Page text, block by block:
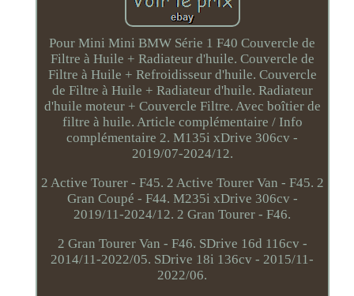
Pour Mini Mini BMW Série 1 F40 Couvercle de
Filtre à Huile + Radiateur d'huile. Couvercle de
Filtre à Huile + Refroidisseur d'huile. Couvercle
de Filtre à Huile + Radiateur d'huile. Radiateur
d'huile moteur + Couvercle Filtre. Avec boîtier de
filtre à huile. Article complémentaire / Info
complémentaire 2. M135i xDrive 306cv -
2019/07-2024/12.
2 Active Tourer - F45. 2 Active Tourer Van - F45. 2
Gran Coupé - F44. M235i xDrive 306cv -
2019/11-2024/12. 2 Gran Tourer - F46.
2 Gran Tourer Van - F46. SDrive 16d 116cv -
2014/11-2022/05. SDrive 18i 136cv - 2015/11-
2022/06.